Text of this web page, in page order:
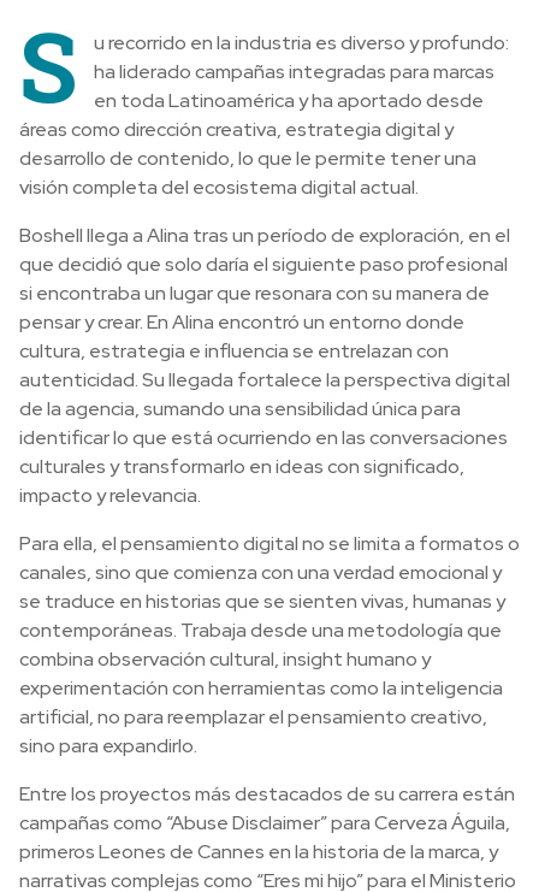
S
u recorrido en la industria es diverso y profundo:
ha liderado campañas integradas para marcas
en toda Latinoamérica y ha aportado desde
áreas como dirección creativa, estrategia digital y
desarrollo de contenido, lo que le permite tener una
visión completa del ecosistema digital actual.
Boshell llega a Alina tras un período de exploración, en el
que decidió que solo daría el siguiente paso profesional
si encontraba un lugar que resonara con su manera de
pensar y crear. En Alina encontró un entorno donde
cultura, estrategia e influencia se entrelazan con
autenticidad. Su llegada fortalece la perspectiva digital
de la agencia, sumando una sensibilidad única para
identificar lo que está ocurriendo en las conversaciones
culturales y transformarlo en ideas con significado,
impacto y relevancia.
Para ella, el pensamiento digital no se limita a formatos o
canales, sino que comienza con una verdad emocional y
se traduce en historias que se sienten vivas, humanas y
contemporáneas. Trabaja desde una metodología que
combina observación cultural, insight humano y
experimentación con herramientas como la inteligencia
artificial, no para reemplazar el pensamiento creativo,
sino para expandirlo.
Entre los proyectos más destacados de su carrera están
campañas como “Abuse Disclaimer” para Cerveza Águila,
primeros Leones de Cannes en la historia de la marca, y
narrativas complejas como “Eres mi hijo” para el Ministerio